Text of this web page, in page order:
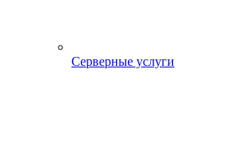
Серверные услуги